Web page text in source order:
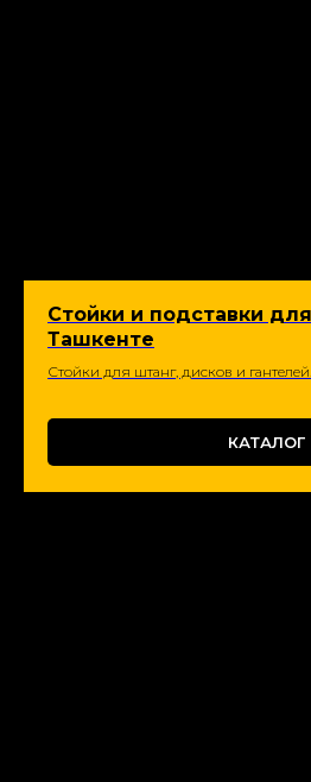
Стойки и подставки
Ташкенте
Стойки для штанг, дисков и гантелей.
КАТАЛОГ